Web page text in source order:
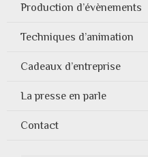
Production d’évènements
Techniques d’animation
Cadeaux d’entreprise
La presse en parle
Contact